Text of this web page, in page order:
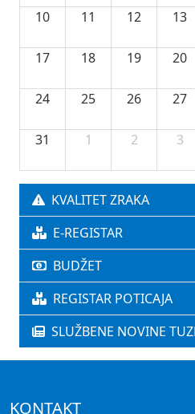
10 11 12 13
17 18 19 20
24 25 26 27
31 1 2 3
KVALITET ZRAKA
E-REGISTAR
BUDŽET
REGISTAR POTICAJA
SLUŽBENE NOVINE
KONTAKT